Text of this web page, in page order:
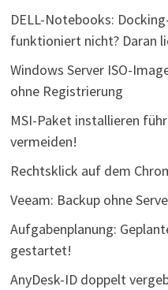
DELL-Notebooks:
funktioniert nicht? Daran
Windows Server ISO-
ohne Registrierung
MSI-Paket installieren
vermeiden!
Rechtsklick auf dem
Veeam: Backup ohne
Aufgabenplanung:
gestartet!
AnyDesk-ID doppelt